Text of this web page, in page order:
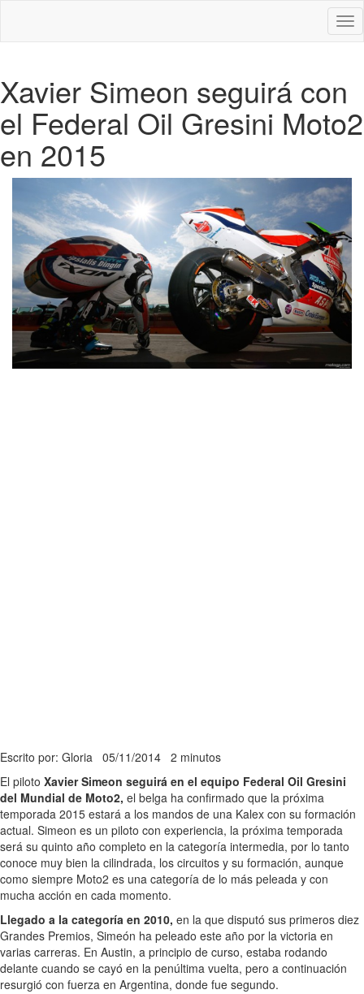
Xavier Simeon seguirá con
el Federal Oil Gresini Moto2
en 2015
Escrito por: Gloria 05/11/2014 2 minutos
El piloto Xavier Simeon seguirá en el equipo Federal Oil Gresini
del Mundial de Moto2, el belga ha confirmado que la próxima
temporada 2015 estará a los mandos de una Kalex con su formación
actual. Simeon es un piloto con experiencia, la próxima temporada
será su quinto año completo en la categoría intermedia, por lo tanto
conoce muy bien la cilindrada, los circuitos y su formación, aunque
como siempre Moto2 es una categoría de lo más peleada y con
mucha acción en cada momento.
Llegado a la categoría en 2010, en la que disputó sus primeros diez
Grandes Premios, Simeón ha peleado este año por la victoria en
varias carreras. En Austin, a principio de curso, estaba rodando
delante cuando se cayó en la penúltima vuelta, pero a continuación
resurgió con fuerza en Argentina, donde fue segundo.